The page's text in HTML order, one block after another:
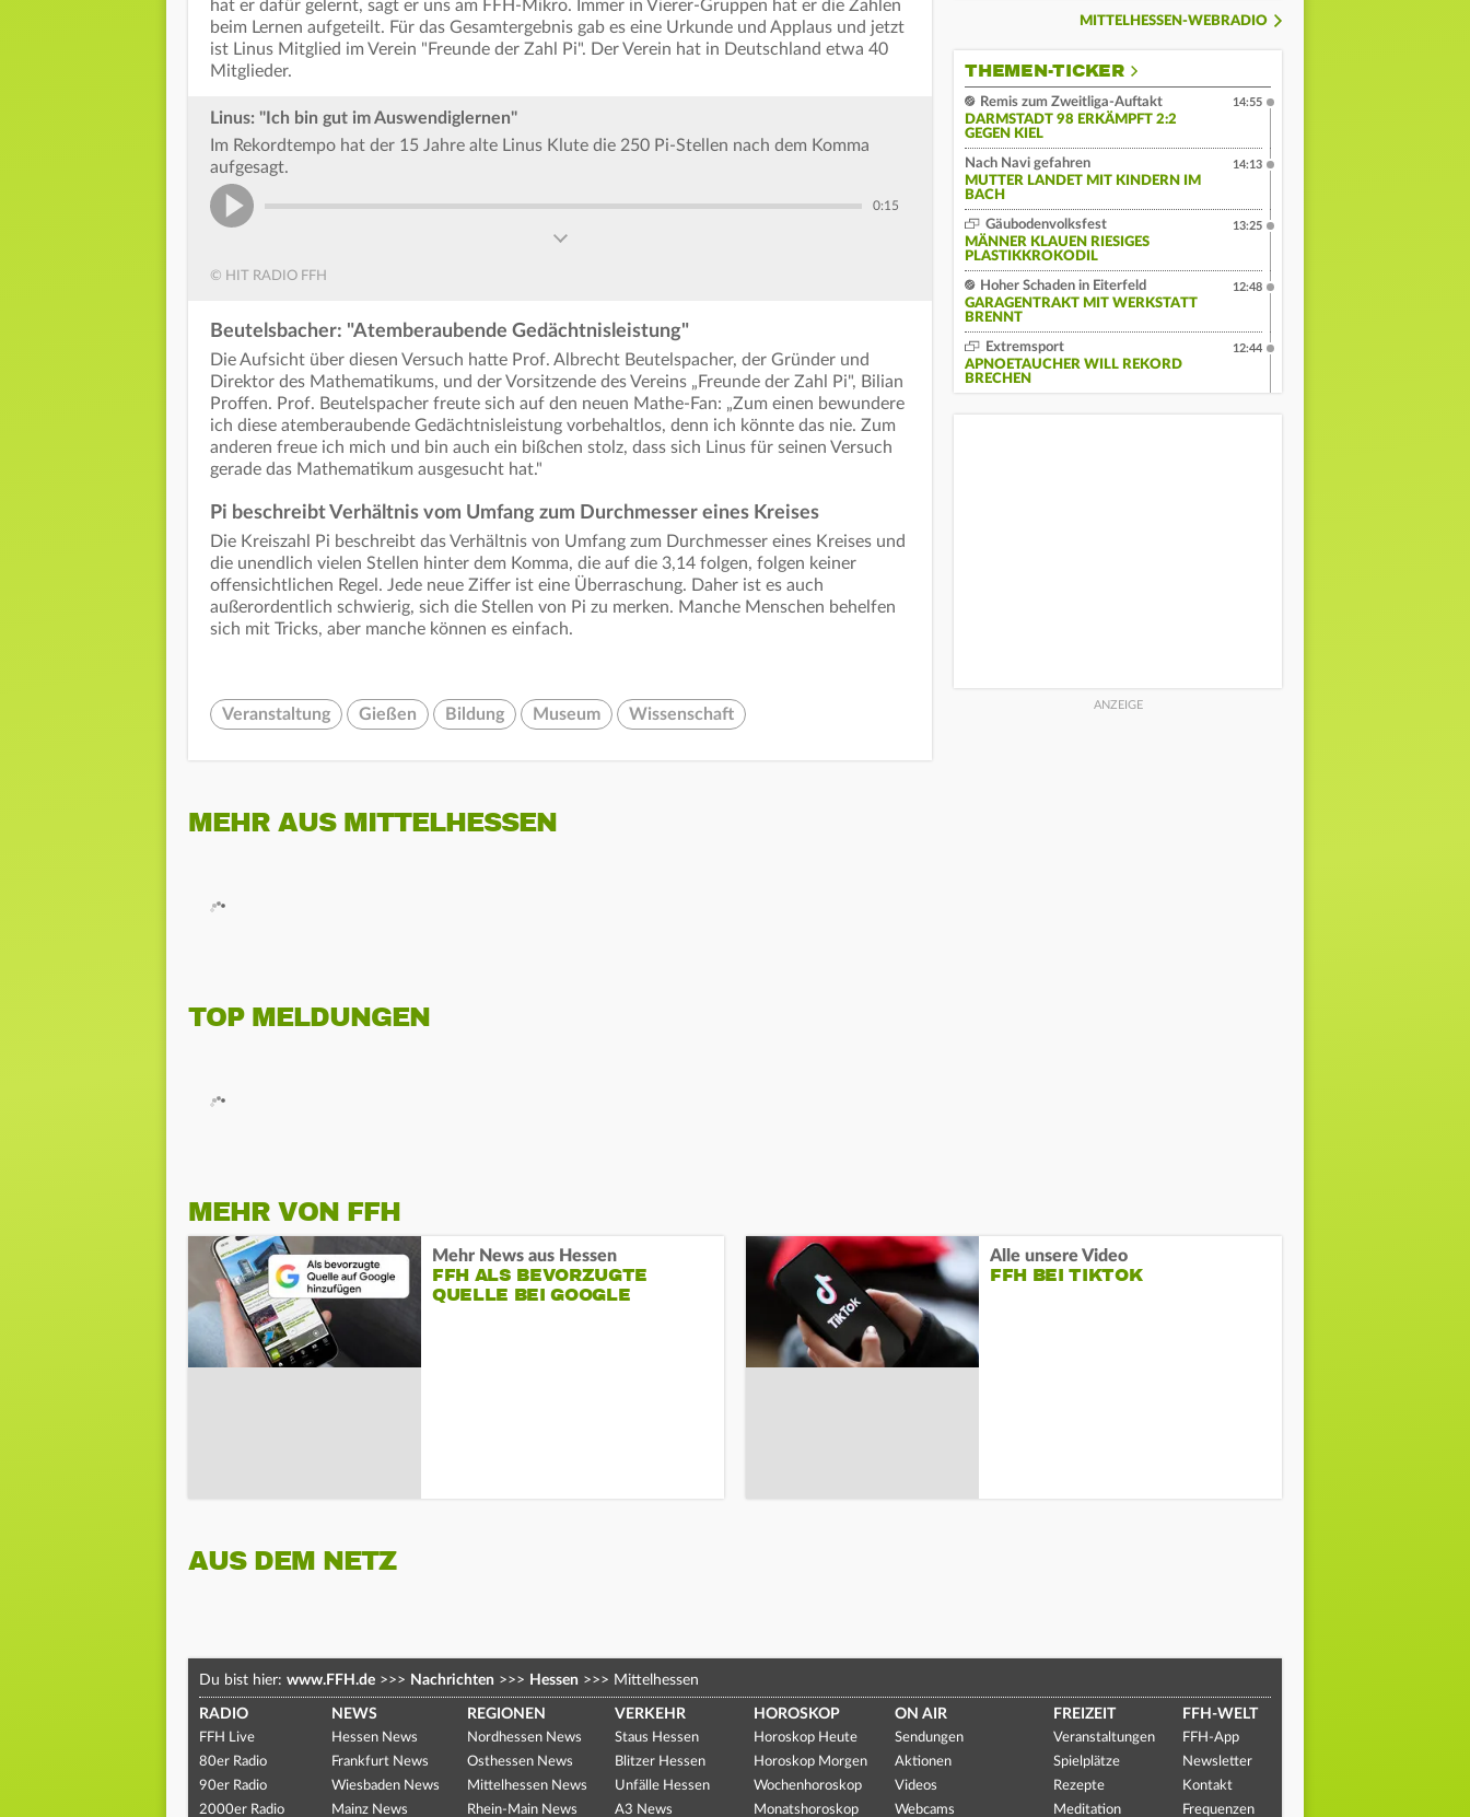
hat er dafür gelernt, sagt er uns am FFH-Mikro. Immer in Vierer-Gruppen hat er die Zahlen
beim Lernen aufgeteilt. Für das Gesamtergebnis gab es eine Urkunde und Applaus und jetzt
ist Linus Mitglied im Verein "Freunde der Zahl Pi". Der Verein hat in Deutschland etwa 40
Mitglieder.
Linus: "Ich bin gut im Auswendiglernen"
Im Rekordtempo hat der 15 Jahre alte Linus Klute die 250 Pi-Stellen nach dem Komma
aufgesagt.
0:15
© HIT RADIO FFH
Beutelsbacher: "Atemberaubende Gedächtnisleistung"
Die Aufsicht über diesen Versuch hatte Prof. Albrecht Beutelspacher, der Gründer und
Direktor des Mathematikums, und der Vorsitzende des Vereins „Freunde der Zahl Pi", Bilian
Proffen. Prof. Beutelspacher freute sich auf den neuen Mathe-Fan: „Zum einen bewundere
ich diese atemberaubende Gedächtnisleistung vorbehaltlos, denn ich könnte das nie. Zum
anderen freue ich mich und bin auch ein bißchen stolz, dass sich Linus für seinen Versuch
gerade das Mathematikum ausgesucht hat."
Pi beschreibt Verhältnis vom Umfang zum Durchmesser eines Kreises
Die Kreiszahl Pi beschreibt das Verhältnis von Umfang zum Durchmesser eines Kreises und
die unendlich vielen Stellen hinter dem Komma, die auf die 3,14 folgen, folgen keiner
offensichtlichen Regel. Jede neue Ziffer ist eine Überraschung. Daher ist es auch
außerordentlich schwierig, sich die Stellen von Pi zu merken. Manche Menschen behelfen
sich mit Tricks, aber manche können es einfach.
Veranstaltung Gießen Bildung Museum Wissenschaft
MITTELHESSEN-WEBRADIO
THEMEN-TICKER
Remis zum Zweitliga-Auftakt
DARMSTADT 98 ERKÄMPFT 2:2
GEGEN KIEL
14:55
Nach Navi gefahren
MUTTER LANDET MIT KINDERN IM
BACH
14:13
Gäubodenvolksfest
MÄNNER KLAUEN RIESIGES
PLASTIKKROKODIL
13:25
Hoher Schaden in Eiterfeld
GARAGENTRAKT MIT WERKSTATT
BRENNT
12:48
Extremsport
APNOETAUCHER WILL REKORD
BRECHEN
12:44
MEHR AUS MITTELHESSEN
TOP MELDUNGEN
MEHR VON FFH
Mehr News aus Hessen
FFH ALS BEVORZUGTE
QUELLE BEI GOOGLE
Alle unsere Video
FFH BEI TIKTOK
AUS DEM NETZ
Du bist hier: www.FFH.de >>> Nachrichten >>> Hessen >>> Mittelhessen
RADIO
FFH Live
80er Radio
90er Radio
2000er Radio
NEWS
Hessen News
Frankfurt News
Wiesbaden News
Mainz News
REGIONEN
Nordhessen News
Osthessen News
Mittelhessen News
Rhein-Main News
VERKEHR
Staus Hessen
Blitzer Hessen
Unfälle Hessen
A3 News
HOROSKOP
Horoskop Heute
Horoskop Morgen
Wochenhoroskop
Monatshoroskop
ON AIR
Sendungen
Aktionen
Videos
Webcams
FREIZEIT
Veranstaltungen
Spielplätze
Rezepte
Meditation
FFH-WELT
FFH-App
Newsletter
Kontakt
Frequenzen